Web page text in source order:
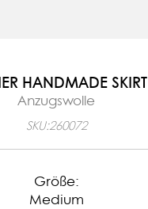
HANDMADE SKIRT
Anzugswolle
SKU:260072
Größe:
Medium